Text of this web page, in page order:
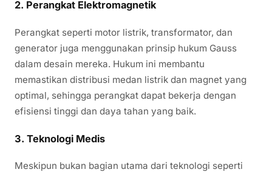
2. Perangkat Elektromagnetik
Perangkat seperti motor listrik, transformator, dan
generator juga menggunakan prinsip hukum Gauss
dalam desain mereka. Hukum ini membantu
memastikan distribusi medan listrik dan magnet yang
optimal, sehingga perangkat dapat bekerja dengan
efisiensi tinggi dan daya tahan yang baik.
3. Teknologi Medis
Meskipun bukan bagian utama dari teknologi seperti